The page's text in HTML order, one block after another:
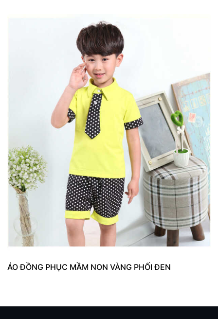
ÁO ĐỒNG PHỤC MẦM NON VÀNG PHỐI ĐEN